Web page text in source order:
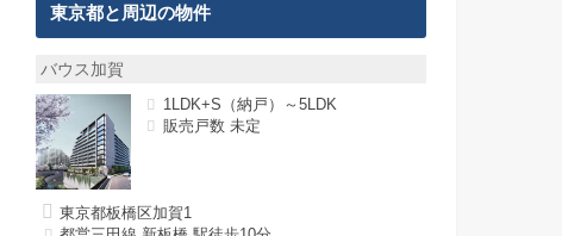
東京都と周辺の物件
バウス加賀
1LDK+S（納戸）～5LDK
販売戸数 未定
東京都板橋区加賀1